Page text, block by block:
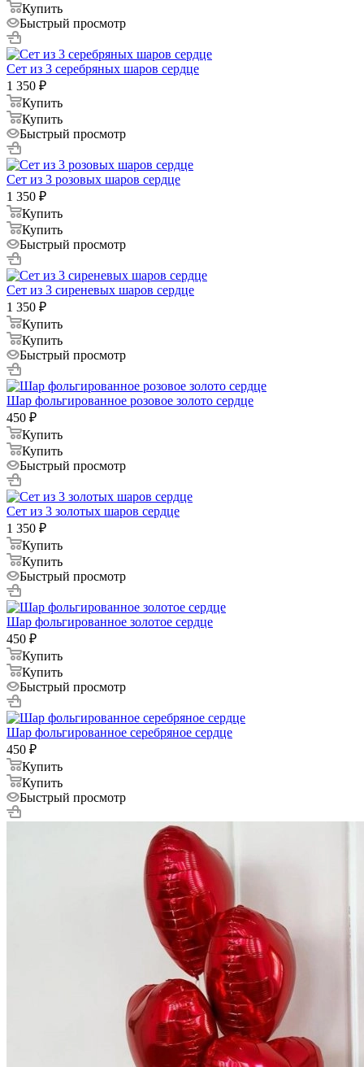
Купить
Быстрый просмотр
Сет из 3 серебряных шаров сердце
1 350 ₽
Купить
Купить
Быстрый просмотр
Сет из 3 розовых шаров сердце
1 350 ₽
Купить
Купить
Быстрый просмотр
Сет из 3 сиреневых шаров сердце
1 350 ₽
Купить
Купить
Быстрый просмотр
Шар фольгированное розовое золото сердце
450 ₽
Купить
Купить
Быстрый просмотр
Сет из 3 золотых шаров сердце
1 350 ₽
Купить
Купить
Быстрый просмотр
Шар фольгированное золотое сердце
450 ₽
Купить
Купить
Быстрый просмотр
Шар фольгированное серебряное сердце
450 ₽
Купить
Купить
Быстрый просмотр